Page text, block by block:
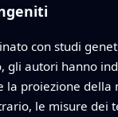
con studi
autori hanno
proiezione
le misure